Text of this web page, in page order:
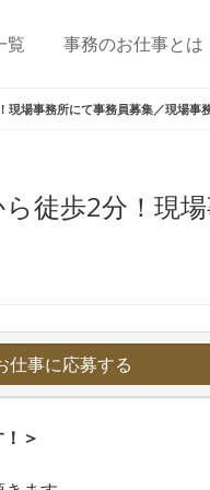
覧 事務のお仕事とは
場事務所にて事務員募集／現場事
徒歩2分！現
仕事に応募する
＞